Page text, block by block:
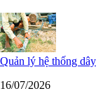
Quản lý hệ thống
16/07/2026